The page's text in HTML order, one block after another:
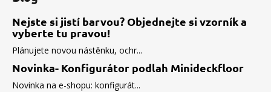
Nejste si jistí barvou? Objednejte si vzorník a
vyberte tu pravou!
Plánujete novou nástěnku, ochr...
Novinka- Konfigurátor podlah Minideckfloor
Novinka na e-shopu: konfigurát...